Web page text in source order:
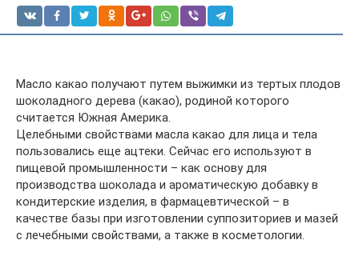
Масло какао получают путем выжимки из тертых плодов
шоколадного дерева (какао), родиной которого
считается Южная Америка.
Целебными свойствами масла какао для лица и тела
пользовались еще ацтеки. Сейчас его используют в
пищевой промышленности – как основу для
производства шоколада и ароматическую добавку в
кондитерские изделия, в фармацевтической – в
качестве базы при изготовлении суппозиториев и мазей
с лечебными свойствами, а также в косметологии.